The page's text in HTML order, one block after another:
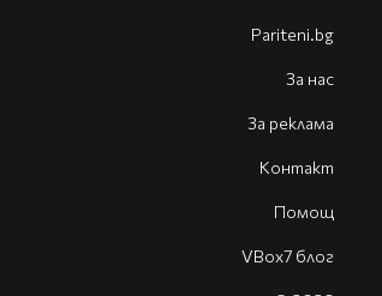
Pariteni.bg
За нас
За реклама
Контакт
Помощ
VBox7 блог